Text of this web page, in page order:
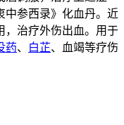
中参西录》化血丹。近
，治疗外伤出血。用于
药、 白芷、血竭等疗伤